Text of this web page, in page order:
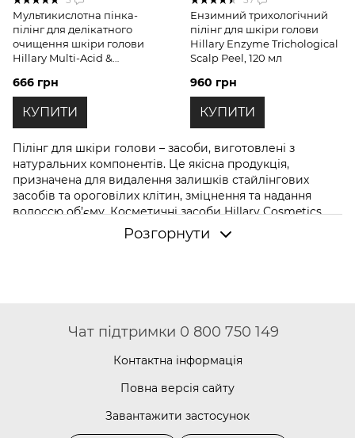
Мультикислотна пінка-
пілінг для делікатного
очищення шкіри голови
Hillary Multi-Acid &
Foam, 150 мл
666 грн
КУПИТИ
Ензимний трихологічний
пілінг для шкіри голови
Hillary Enzyme Trichological
Scalp Peel, 120 мл
960 грн
КУПИТИ
Пілінг для шкіри голови – засоби, виготовлені з
натуральних компонентів. Це якісна продукція,
призначена для видалення залишків стайлінгових
засобів та ороговілих клітин, зміцнення та надання
волоссю об’єму. Косметичні засоби Hillary Cosmetics
відрізняються високою ефективністю та чудово
виконують свої функції. Це ідеальне рішення для
догляду за шкірою голови. Це дієві продукти, в яких
містяться активні компоненти. Інгредієнти ретельно
підібрані, тому підсилюють дію один одного.
який приносить користь за наявності себорейного
випадіння волосся. Enzyme Trichological Scalp Peel –
Розгорнути
Чат підтримки 0 800 750 149
Контактна інформація
Повна версія сайту
Завантажити застосунок